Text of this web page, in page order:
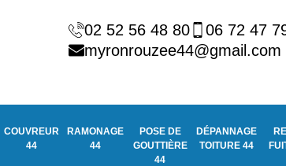
02 52 56 48 80
06 72 47
myronrouzee44@gmail.com
COUVREUR
44
RAMONAGE
44
POSE DE
GOUTTIÈRE
44
DÉPANNAGE
TOITURE 44